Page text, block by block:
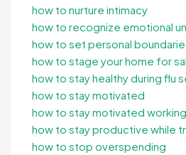
how to nurture intimacy
how to recognize emotional
how to set personal
how to stage your home for
how to stay healthy during flu
how to stay motivated
how to stay motivated
how to stay productive while
how to stop overspending